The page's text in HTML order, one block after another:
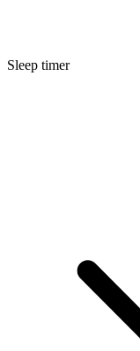
Sleep timer